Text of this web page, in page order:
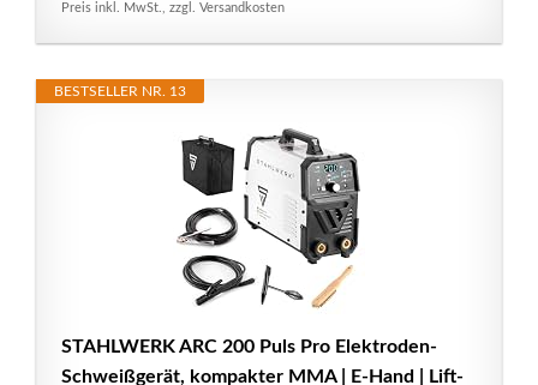
Preis inkl. MwSt., zzgl. Versandkosten
BESTSELLER NR. 13
STAHLWERK ARC 200 Puls Pro Elektroden-
Schweißgerät, kompakter MMA | E-Hand | Lift-